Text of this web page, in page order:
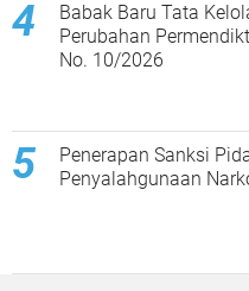
Babak Baru Tata
Perubahan
No. 10/2026
Penerapan Sanksi
Penyalahgunaan